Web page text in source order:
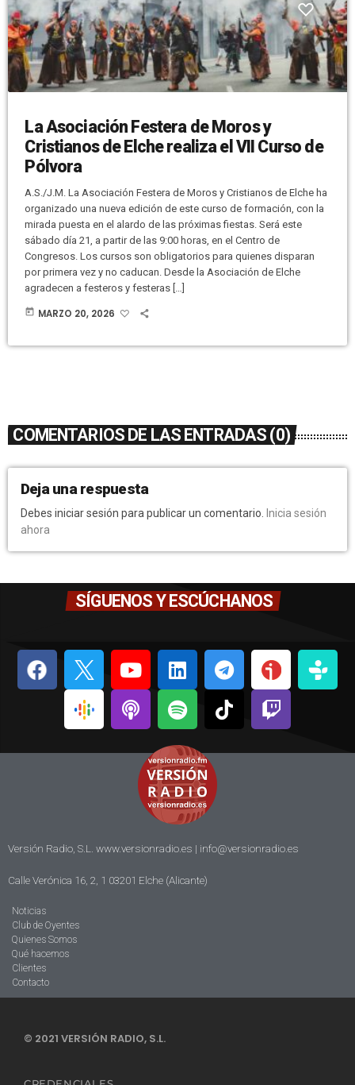
La Asociación Festera de Moros y
Cristianos de Elche realiza el VII Curso de
Pólvora
A.S./J.M. La Asociación Festera de Moros y Cristianos de Elche ha
organizado una nueva edición de este curso de formación, con la
mirada puesta en el alardo de las próximas fiestas. Será este
sábado día 21, a partir de las 9:00 horas, en el Centro de
Congresos. Los cursos son obligatorios para quienes disparan
por primera vez y no caducan. Desde la Asociación de Elche
agradecen a festeros y festeras […]
today MARZO 20, 2026
COMENTARIOS DE LAS ENTRADAS (0)
Deja una respuesta
Debes iniciar sesión para publicar un comentario. Inicia sesión
ahora
SÍGUENOS Y ESCÚCHANOS
Versión Radio, S.L. www.versionradio.es | info@versionradio.es
Calle Verónica 16, 2, 1 03201 Elche (Alicante)
Noticias
Club de Oyentes
Quienes Somos
Qué hacemos
Clientes
Contacto
© 2021 VERSIÓN RADIO, S.L.